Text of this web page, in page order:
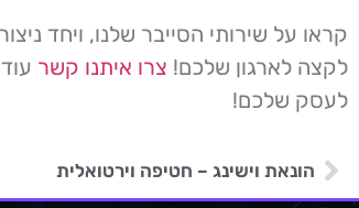
קראו על שירותי הסייבר שלנו, ויחד ניצור
לקצה לארגון שלכם! צרו איתנו קשר
לעסק שלכם!
הונאת וישינג – חטיפה וירטואלית